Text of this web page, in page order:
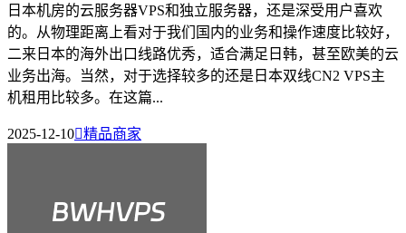
日本机房的云服务器VPS和独立服务器，还是深受用户喜欢
的。从物理距离上看对于我们国内的业务和操作速度比较好，
二来日本的海外出口线路优秀，适合满足日韩，甚至欧美的云
业务出海。当然，对于选择较多的还是日本双线CN2 VPS主
机租用比较多。在这篇...
2025-12-10精品商家